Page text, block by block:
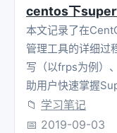
centos下
本文记录了在
管理工具的详细过
写（以frps为例）
助用户快速掌握
📁 学习笔记
📅 2019-09-03